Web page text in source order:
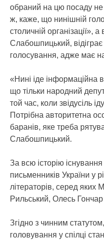
обраний на цю посаду не
ж, каже, що нинішній
столичній організації»,
Слабошпицький,
голосування, адже має
«Нині іде інформаційна
що тільки народний
той час, коли звідусіль
Потрібна авторитетна
баранів, яке треба
Слабошпицький.
За всю історію
письменників України у
літераторів, серед
Рильський, Олесь
Згідно з чинним
головування у спілці